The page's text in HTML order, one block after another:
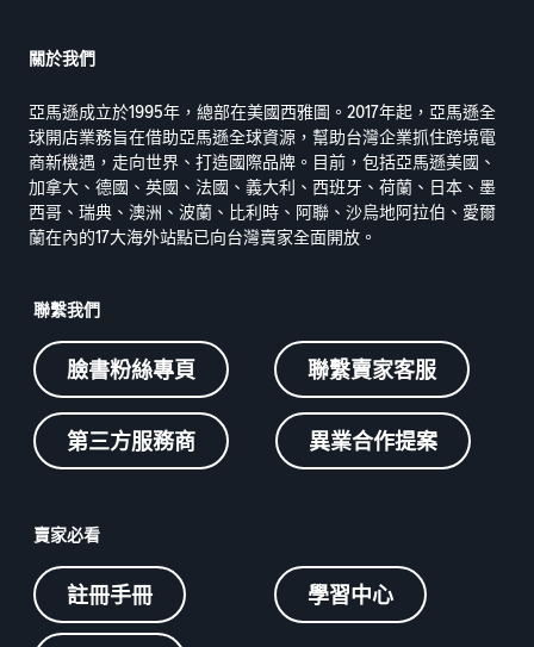
關於我們
亞馬遜成立於1995年，總部在美國西雅圖。2017年起，亞馬遜全
球開店業務旨在借助亞馬遜全球資源，幫助台灣企業抓住跨境電
商新機遇，走向世界、打造國際品牌。目前，包括亞馬遜美國、
加拿大、德國、英國、法國、義大利、西班牙、荷蘭、日本、墨
西哥、瑞典、澳洲、波蘭、比利時、阿聯、沙烏地阿拉伯、愛爾
蘭在內的17大海外站點已向台灣賣家全面開放。
聯繫我們
臉書粉絲專頁 聯繫賣家客服
第三方服務商 異業合作提案
賣家必看
註冊手冊 學習中心